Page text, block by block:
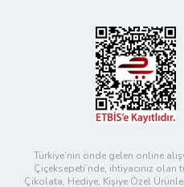
Türkiye’nin önde gelen online
Çiçeksepeti’nde, ihtiyacınız
Çikolata, Hediye, Kişiye Özel